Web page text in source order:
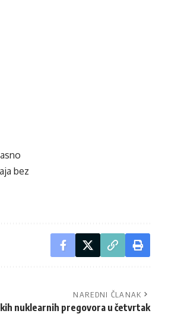
bez
NAREDNI ČLANAK
nuklearnih pregovora u četvrtak